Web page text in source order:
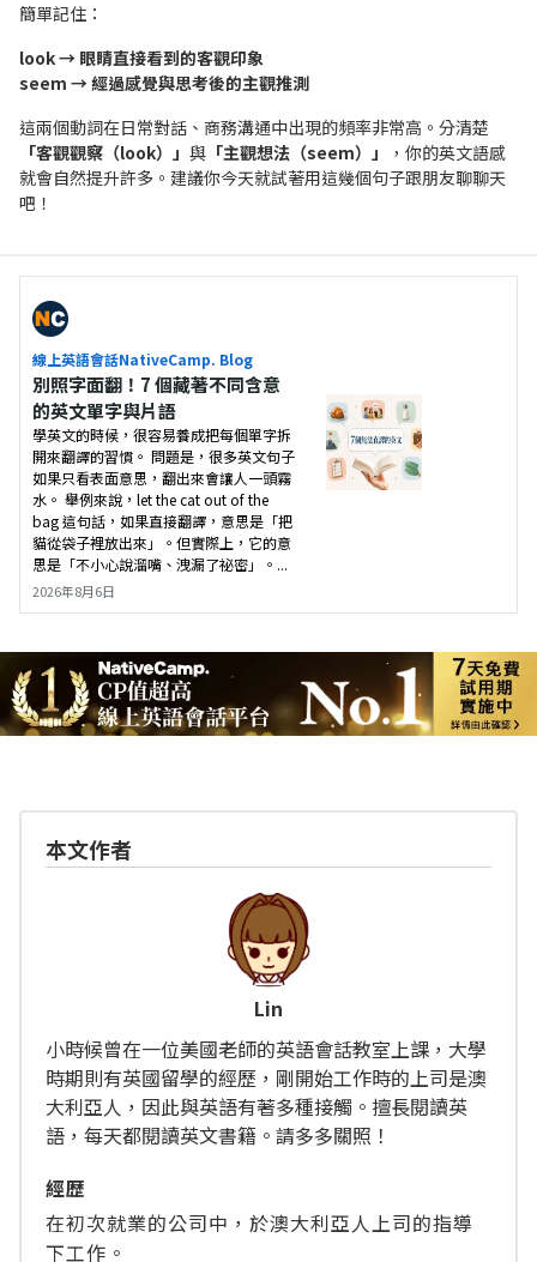
簡單記住：
look → 眼睛直接看到的客觀印象
seem → 經過感覺與思考後的主觀推測
這兩個動詞在日常對話、商務溝通中出現的頻率非常高。分清楚
「客觀觀察（look）」 與 「主觀想法（seem）」
，你的英文語感
就會自然提升許多。建議你今天就試著用這幾個句子跟朋友聊聊天
吧！
線上英語會話NativeCamp. Blog
別照字面翻！7 個藏著不同含意
的英文單字與片語
學英文的時候，很容易養成把每個單字拆
開來翻譯的習慣。 問題是，很多英文句子
如果只看表面意思，翻出來會讓人一頭霧
水。 舉例來說，let the cat out of the
bag 這句話，如果直接翻譯，意思是「把
貓從袋子裡放出來」。但實際上，它的意
思是「不小心說溜嘴、洩漏了祕密」。...
2026年8月6日
本文作者
Lin
小時候曾在一位美國老師的英語會話教室上課，大學
時期則有英國留學的經歷，剛開始工作時的上司是澳
大利亞人，因此與英語有著多種接觸。擅長閱讀英
語，每天都閱讀英文書籍。請多多關照！
經歴
在初次就業的公司中，於澳大利亞人上司的指導
下工作。